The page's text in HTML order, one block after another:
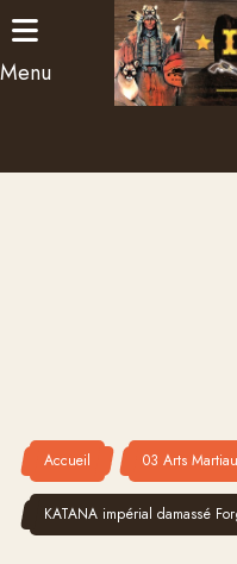
Menu
Accueil 03 Arts
KATANA impérial damassé
Panneau de gestion des